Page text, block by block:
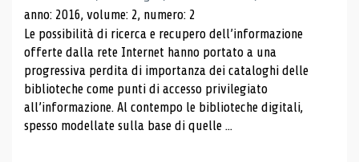
anno: 2016, volume: 2, numero: 2
Le possibilità di ricerca e recupero dell’informazione
offerte dalla rete Internet hanno portato a una
progressiva perdita di importanza dei cataloghi delle
biblioteche come punti di accesso privilegiato
all’informazione. Al contempo le biblioteche digitali,
spesso modellate sulla base di quelle ...